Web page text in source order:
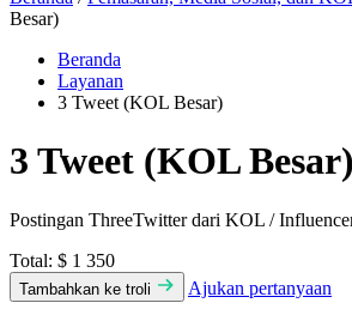
Besar)
Beranda
Layanan
3 Tweet (KOL Besar)
3 Tweet (KOL Besar)
Postingan ThreeTwitter dari KOL /
Total: $ 1 350
Tambahkan ke troli Ajukan pertanyaan